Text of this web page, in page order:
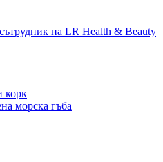
на LR Health & Beauty
корк
морска гъба